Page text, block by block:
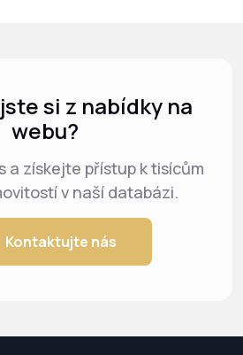
si z nabídky na
webu?
a získejte přístup k tisícům
v naší databázi.
Kontaktujte nás